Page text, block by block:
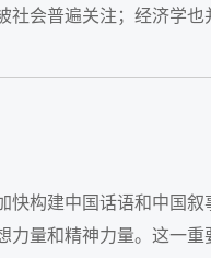
会普遍关注；经济学
构建中国话语和中国
量和精神力量。这一